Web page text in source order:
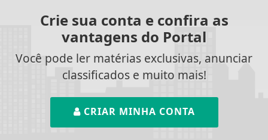
Crie sua conta e confira as
vantagens do Portal
Você pode ler matérias exclusivas, anunciar
classificados e muito mais!
CRIAR MINHA CONTA